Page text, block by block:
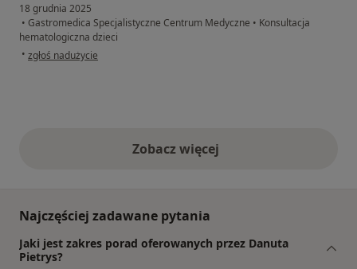
18 grudnia 2025
• Gastromedica Specjalistyczne Centrum Medyczne • Konsultacja
hematologiczna dzieci
• w opinii użytkownika Małgorzata
zgłoś nadużycie
Zobacz więcejopinie powyżej
Najczęściej zadawane pytania
Jaki jest zakres porad oferowanych przez Danuta
Pietrys?